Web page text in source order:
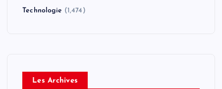
Technologie (1,474)
Les Archives